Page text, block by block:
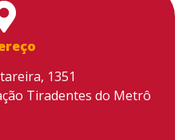
1351
Tiradentes do Metrô